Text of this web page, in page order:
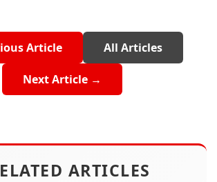
Article All Articles
Next Article →
ARTICLES